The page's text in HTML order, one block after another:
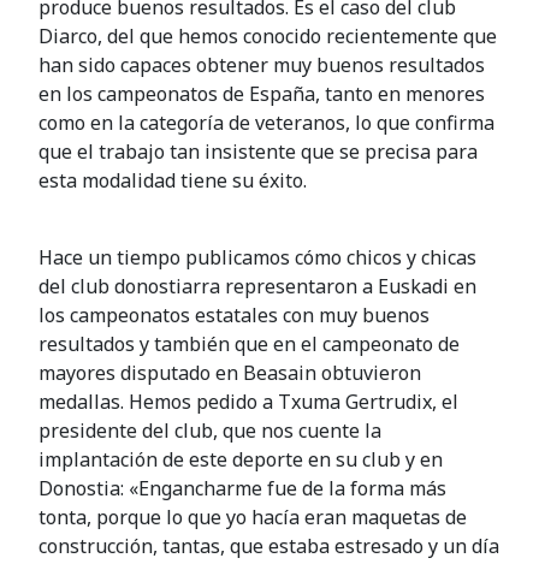
produce buenos resultados. Es el caso del club
Diarco, del que hemos conocido recientemente que
han sido capaces obtener muy buenos resultados
en los campeonatos de España, tanto en menores
como en la categoría de veteranos, lo que confirma
que el trabajo tan insistente que se precisa para
esta modalidad tiene su éxito.
Hace un tiempo publicamos cómo chicos y chicas
del club donostiarra representaron a Euskadi en
los campeonatos estatales con muy buenos
resultados y también que en el campeonato de
mayores disputado en Beasain obtuvieron
medallas. Hemos pedido a Txuma Gertrudix, el
presidente del club, que nos cuente la
implantación de este deporte en su club y en
Donostia: «Engancharme fue de la forma más
tonta, porque lo que yo hacía eran maquetas de
construcción, tantas, que estaba estresado y un día